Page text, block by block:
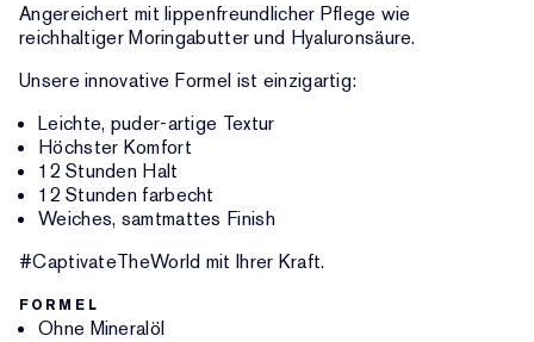
Angereichert mit lippenfreundlicher Pflege wie
reichhaltiger Moringabutter und Hyaluronsäure.
Unsere innovative Formel ist einzigartig:
Leichte, puder-artige Textur
Höchster Komfort
12 Stunden Halt
12 Stunden farbecht
Weiches, samtmattes Finish
#CaptivateTheWorld mit Ihrer Kraft.
FORMEL
Ohne Mineralöl